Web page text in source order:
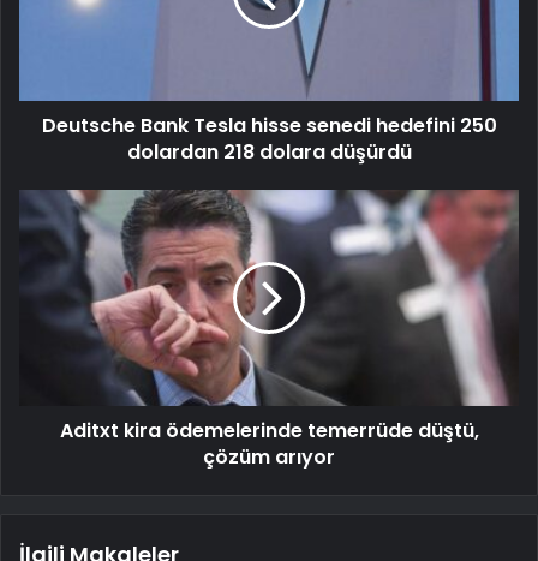
Deutsche Bank Tesla hisse senedi hedefini 250
dolardan 218 dolara düşürdü
Aditxt kira ödemelerinde temerrüde düştü,
çözüm arıyor
İlgili Makaleler